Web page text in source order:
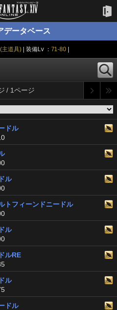
データベース
主道具) | 装備Lv ： 71-80
/ 1ページ
ドル
ル
トフィーンドニードル
ル
ルRE
ル
ドル